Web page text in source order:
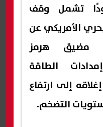
تشمل وقف
الأمريكي عن
مضيق هرمز
الطاقة
إلى ارتفاع
التضخم.